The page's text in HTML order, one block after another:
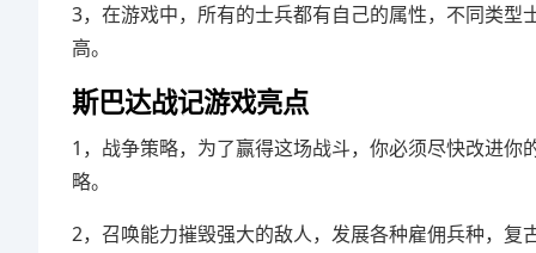
3，在游戏中，所有的士兵都有自己的属性，不同类
高。
斯巴达战记游戏亮点
1，战争策略，为了赢得这场战斗，你必须尽快改进
略。
2，召唤能力摧毁强大的敌人，发展各种雇佣兵种，